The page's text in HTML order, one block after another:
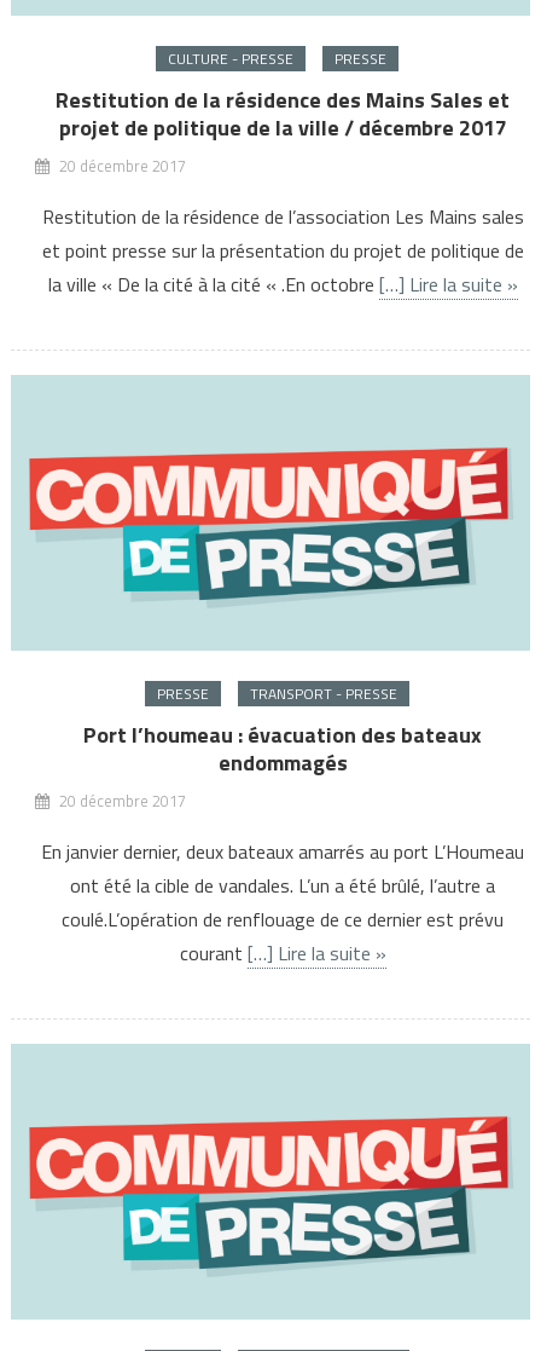
CULTURE - PRESSE PRESSE
Restitution de la résidence des Mains Sales et
projet de politique de la ville / décembre 2017
20 décembre 2017
Restitution de la résidence de l’association Les Mains sales
et point presse sur la présentation du projet de politique de
la ville « De la cité à la cité « .En octobre […] Lire la suite »
PRESSE TRANSPORT - PRESSE
Port l’houmeau : évacuation des bateaux
endommagés
20 décembre 2017
En janvier dernier, deux bateaux amarrés au port L’Houmeau
ont été la cible de vandales. L’un a été brûlé, l’autre a
coulé.L’opération de renflouage de ce dernier est prévu
courant […] Lire la suite »